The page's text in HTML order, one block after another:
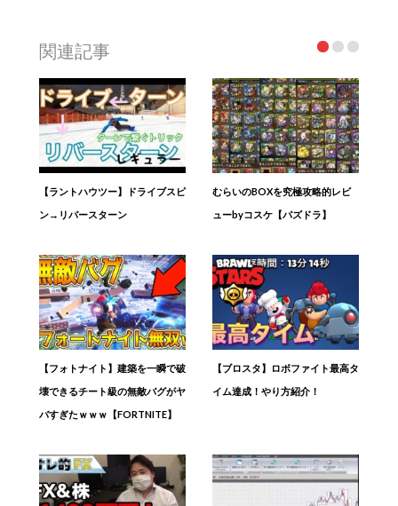
関連記事
【ラントハウツー】ドライブスピ
ン→リバースターン
むらいのBOXを究極攻略的レビ
ューbyコスケ【パズドラ】
【フォトナイト】建築を一瞬で破
壊できるチート級の無敵バグがヤ
バすぎたｗｗｗ【FORTNITE】
【ブロスタ】ロボファイト最高タ
イム達成！やり方紹介！